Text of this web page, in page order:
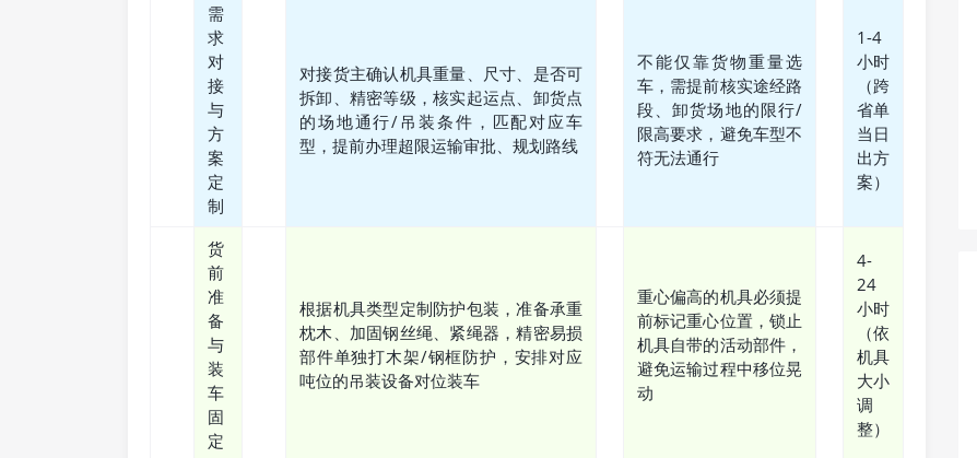
需
求
对
接
与
方
案
定
制
对接货主确认机具重量、尺寸、是否可
拆卸、精密等级，核实起运点、卸货点
的场地通行/吊装条件，匹配对应车
型，提前办理超限运输审批、规划路线
不能仅靠货物重量选
车，需提前核实途经路
段、卸货场地的限行/
限高要求，避免车型不
符无法通行
1-4
小时
（跨
省单
当日
出方
案）
货
前
准
备
与
装
车
固
定
根据机具类型定制防护包装，准备承重
枕木、加固钢丝绳、紧绳器，精密易损
部件单独打木架/钢框防护，安排对应
吨位的吊装设备对位装车
重心偏高的机具必须提
前标记重心位置，锁止
机具自带的活动部件，
避免运输过程中移位晃
动
4-
24
小时
（依
机具
大小
调
整）